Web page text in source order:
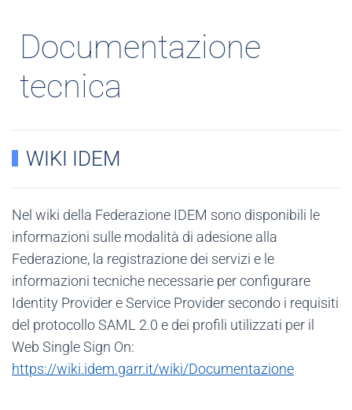
Documentazione
tecnica
WIKI IDEM
Nel wiki della Federazione IDEM sono disponibili le
informazioni sulle modalità di adesione alla
Federazione, la registrazione dei servizi e le
informazioni tecniche necessarie per configurare
Identity Provider e Service Provider secondo i requisiti
del protocollo SAML 2.0 e dei profili utilizzati per il
Web Single Sign On:
https://wiki.idem.garr.it/wiki/Documentazione